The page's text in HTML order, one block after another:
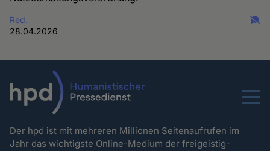
Red.
28.04.2026
Menu
Der hpd ist mit mehreren Millionen Seitenaufrufen im
Jahr das wichtigste Online-Medium der freigeistig-